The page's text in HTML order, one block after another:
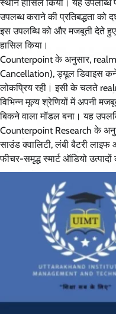
स्थान हासिल किया। यह उपलब्धि
उपलब्ध कराने की प्रतिबद्धता को
इस उपलब्धि को और मजबूती देते
हासिल किया।
Counterpoint के अनुसार,
Cancellation), ड्यूल डिवाइस
लोकप्रिय रही। इसी के चलते
विभिन्न मूल्य श्रेणियों में अपनी
बिकने वाला मॉडल बना। यह
Counterpoint Research के
साउंड क्वालिटी, लंबी बैटरी
फीचर-समृद्ध स्मार्ट ऑडियो उत्पादों